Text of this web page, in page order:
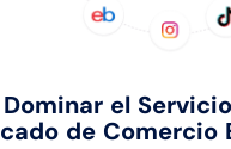
el
de Comercio